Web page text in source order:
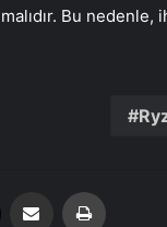
Bu nedenle,
Email'den paylaş